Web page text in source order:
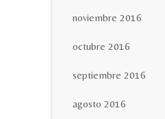
noviembre 2016
octubre 2016
septiembre 2016
agosto 2016